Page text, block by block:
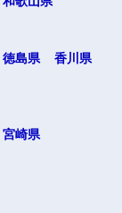
徳島県
香川県
宮崎県